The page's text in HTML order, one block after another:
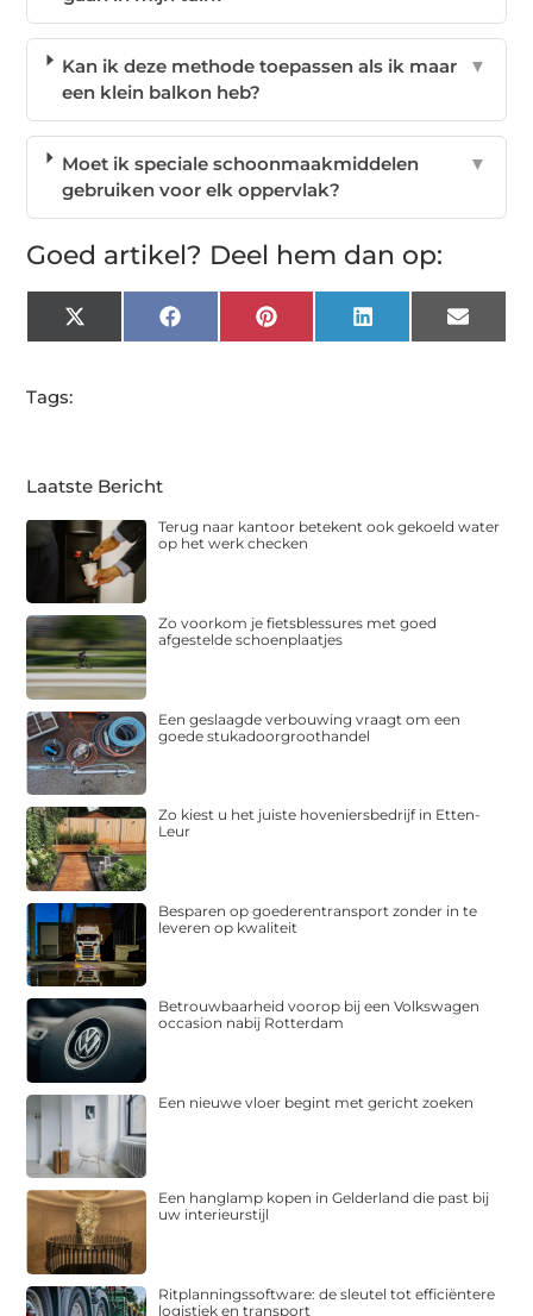
Kan ik deze methode toepassen als ik maar
een klein balkon heb?
▼
Moet ik speciale schoonmaakmiddelen
gebruiken voor elk oppervlak?
▼
Goed artikel? Deel hem dan op:
X
(Twitter)
FacebookPinterest LinkedIn Email
Tags:
Laatste Bericht
Terug naar kantoor betekent ook gekoeld water
op het werk checken
Zo voorkom je fietsblessures met goed
afgestelde schoenplaatjes
Een geslaagde verbouwing vraagt om een
goede stukadoorgroothandel
Zo kiest u het juiste hoveniersbedrijf in Etten-
Leur
Besparen op goederentransport zonder in te
leveren op kwaliteit
Betrouwbaarheid voorop bij een Volkswagen
occasion nabij Rotterdam
Een nieuwe vloer begint met gericht zoeken
Een hanglamp kopen in Gelderland die past bij
uw interieurstijl
Ritplanningssoftware: de sleutel tot efficiëntere
logistiek en transport